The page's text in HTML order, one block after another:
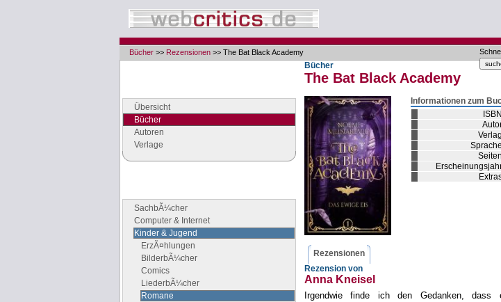
Bücher >> Rezensionen >> The Bat Black Academy
Übersicht
Bücher
Autoren
Verlage
SachbÃ¼cher
Computer & Internet
Kinder & Jugend
ErzÃ¤hlungen
BilderbÃ¼cher
Comics
LiederbÃ¼cher
Romane
Bücher
The Bat Black Academy
Informationen zum
ISBN
Verlag
Sprache
Seiten
Rezensionen
Rezension von
Anna Kneisel
Irgendwie finde ich den Gedanken, dass